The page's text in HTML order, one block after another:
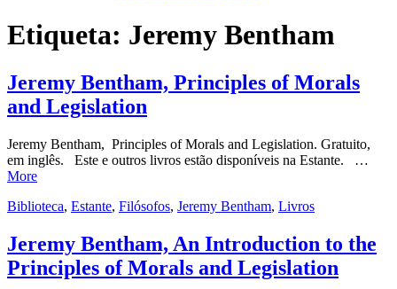
Etiqueta: Jeremy Bentham
Jeremy Bentham, Principles of Morals
and Legislation
Jeremy Bentham, Principles of Morals and Legislation. Gratuito,
em inglês. Este e outros livros estão disponíveis na Estante. …
More
Biblioteca, Estante, Filósofos, Jeremy Bentham, Livros
Jeremy Bentham, An Introduction to the
Principles of Morals and Legislation